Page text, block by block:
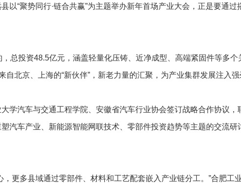
以“聚势同行·链合共赢”为主题举办新年首场产业大会，正是要通过
投资48.5亿元，涵盖轻量化压铸、近净成型、高端紧固件等多个
自北京、上海的“新伙伴”，新老力量的汇聚，为产业集群发展注入强
汽车与交通工程学院、安徽省汽车行业协会签订战略合作协议，
汽车产业、新能源智能网联技术、零部件投资趋势等主题的交流研
多县域通过零部件、材料和工艺配套嵌入产业链分工。”合肥工